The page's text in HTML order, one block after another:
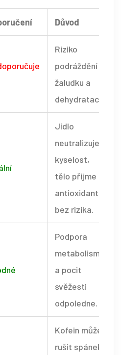
Důvod
Riziko
podráždění
žaludku a
dehydratace.
Jídlo
neutralizuje
kyselost,
tělo přijme
antioxidanty
bez rizika.
Podpora
metabolismu
a pocit
svěžesti
odpoledne.
Kofein může
rušit spánek.